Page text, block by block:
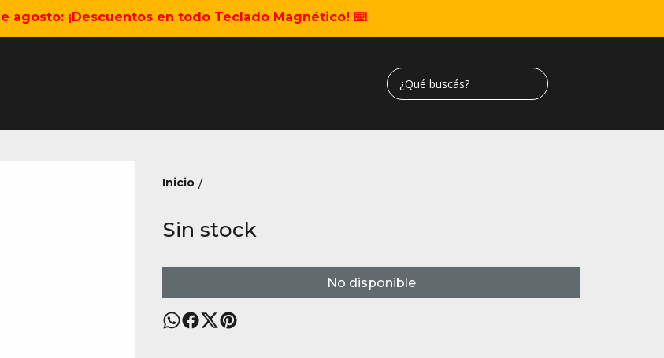
agosto: ¡Descuentos en todo Teclado Magnético! ⌨️
Inicio /
Sin stock
No disponible